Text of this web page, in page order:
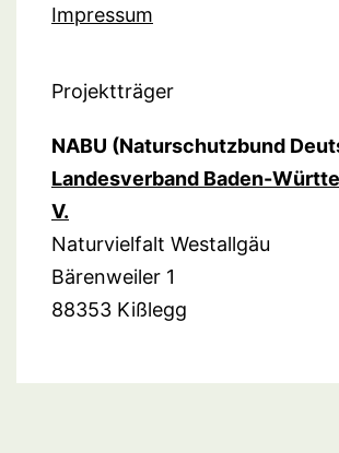
Impressum
Projektträger
NABU (Naturschutzbund
Landesverband Baden-
V.
Naturvielfalt Westallgäu
Bärenweiler 1
88353 Kißlegg